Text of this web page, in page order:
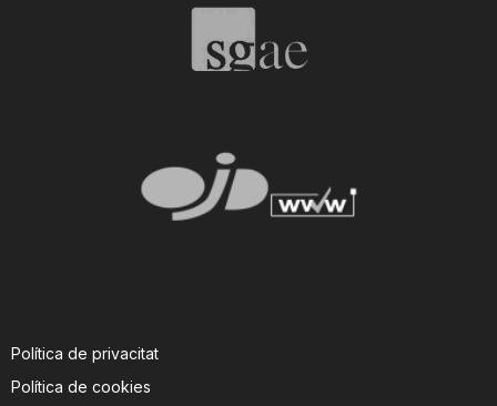
g
Política de privacitat
Política de cookies